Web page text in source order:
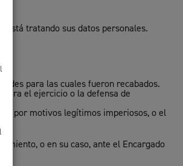
está tratando sus datos personales.
para las cuales fueron recabados.
para el ejercicio o la defensa de
por motivos legítimos imperiosos, o el
o en su caso, ante el Encargado